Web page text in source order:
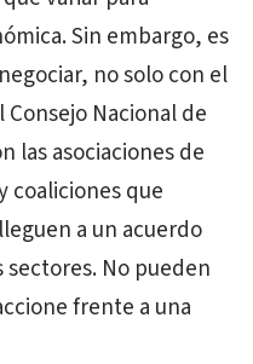
Sin embargo, es
no solo con el
Nacional de
las asociaciones de
coaliciones que
a un acuerdo
sectores. No pueden
frente a una